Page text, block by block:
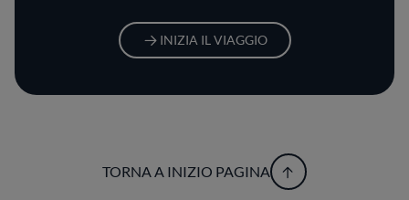
INIZIA IL VIAGGIO
TORNA A INIZIO PAGINA